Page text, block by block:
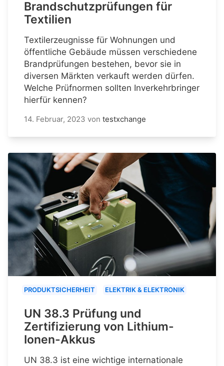
Brandschutzprüfungen für
Textilien
Textilerzeugnisse für Wohnungen und
öffentliche Gebäude müssen verschiedene
Brandprüfungen bestehen, bevor sie in
diversen Märkten verkauft werden dürfen.
Welche Prüfnormen sollten Inverkehrbringer
hierfür kennen?
14. Februar, 2023 von testxchange
PRODUKTSICHERHEIT ELEKTRIK & ELEKTRONIK
UN 38.3 Prüfung und
Zertifizierung von Lithium-
Ionen-Akkus
UN 38.3 ist eine wichtige internationale